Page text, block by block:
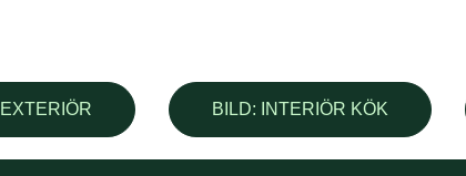
BILD: INTERIÖR KÖK